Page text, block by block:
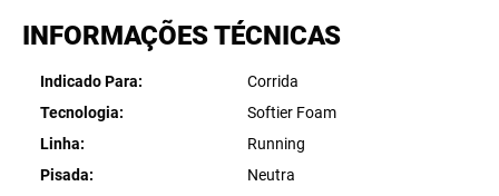
INFORMAÇÕES TÉCNICAS
Indicado Para
Corrida
Tecnologia
Softier Foam
Linha
Running
Pisada
Neutra